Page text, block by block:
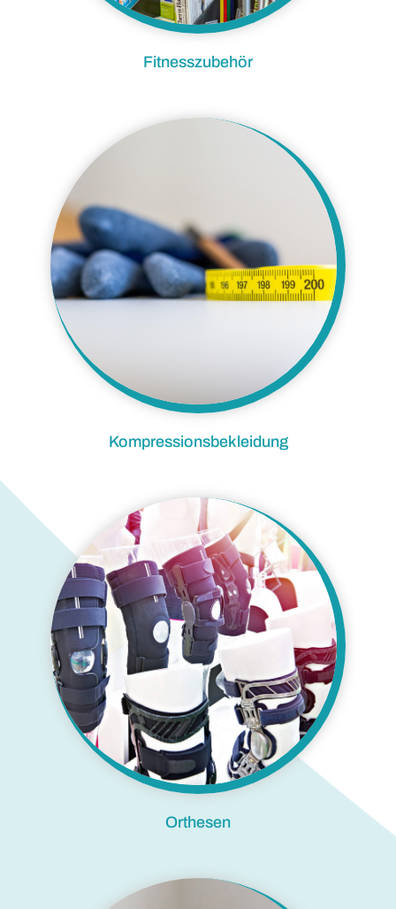
Fitnesszubehör
Kompressionsbekleidung
Orthesen